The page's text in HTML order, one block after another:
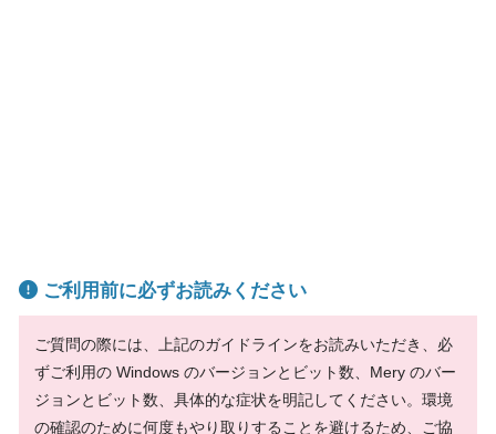
ご利用前に必ずお読みください
ご質問の際には、上記のガイドラインをお読みいただき、必
ずご利用の Windows のバージョンとビット数、Mery のバー
ジョンとビット数、具体的な症状を明記してください。環境
の確認のために何度もやり取りすることを避けるため、ご協